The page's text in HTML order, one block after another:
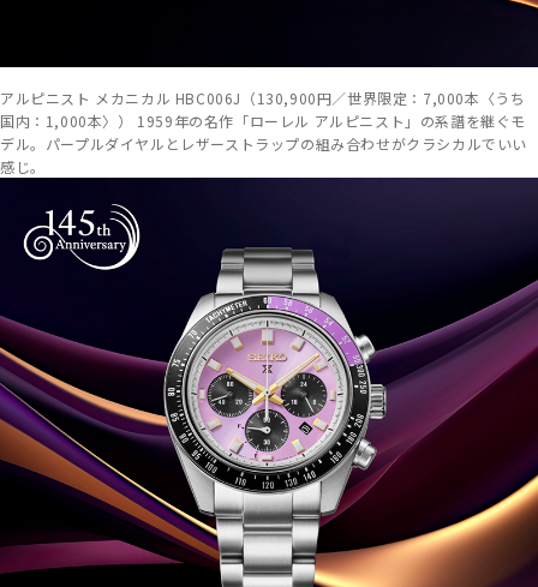
アルピニスト メカニカル HBC006J（130,900円／世界限定：7,000本〈うち
国内：1,000本〉） 1959年の名作「ローレル アルピニスト」の系譜を継ぐモ
デル。パープルダイヤルとレザーストラップの組み合わせがクラシカルでいい
感じ。